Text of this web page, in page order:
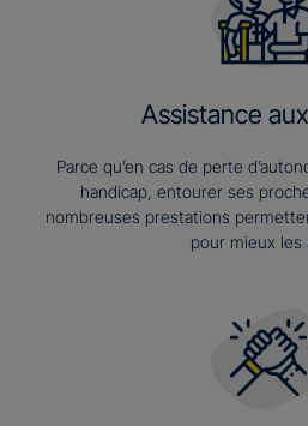
Assistance
Parce qu’en cas de perte
handicap, entourer ses
nombreuses prestations
pour mieux les